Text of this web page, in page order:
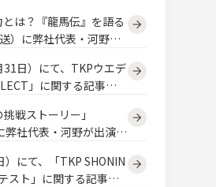
は？『龍馬伝』を語る
）に弊社代表・河野が
日）にて、TKPウエデ
」に関する記事が
戦ストーリー」
弊社代表・河野が出演い
にて、「TKP SHONIN
スト」に関する記事が